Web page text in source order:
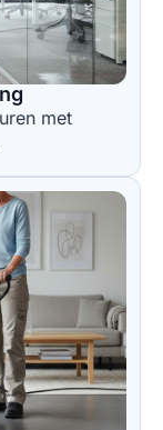
met